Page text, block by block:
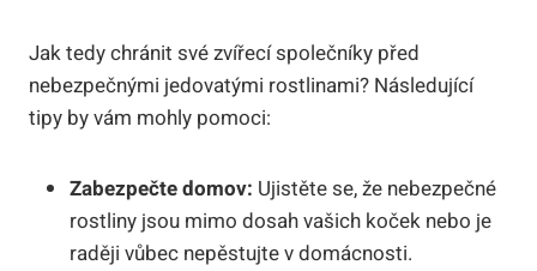
Jak tedy chránit své zvířecí společníky před
nebezpečnými jedovatými rostlinami? Následující
tipy by vám mohly pomoci:
Zabezpečte domov: Ujistěte se, že nebezpečné
rostliny jsou mimo dosah vašich koček nebo je
raději vůbec nepěstujte v domácnosti.